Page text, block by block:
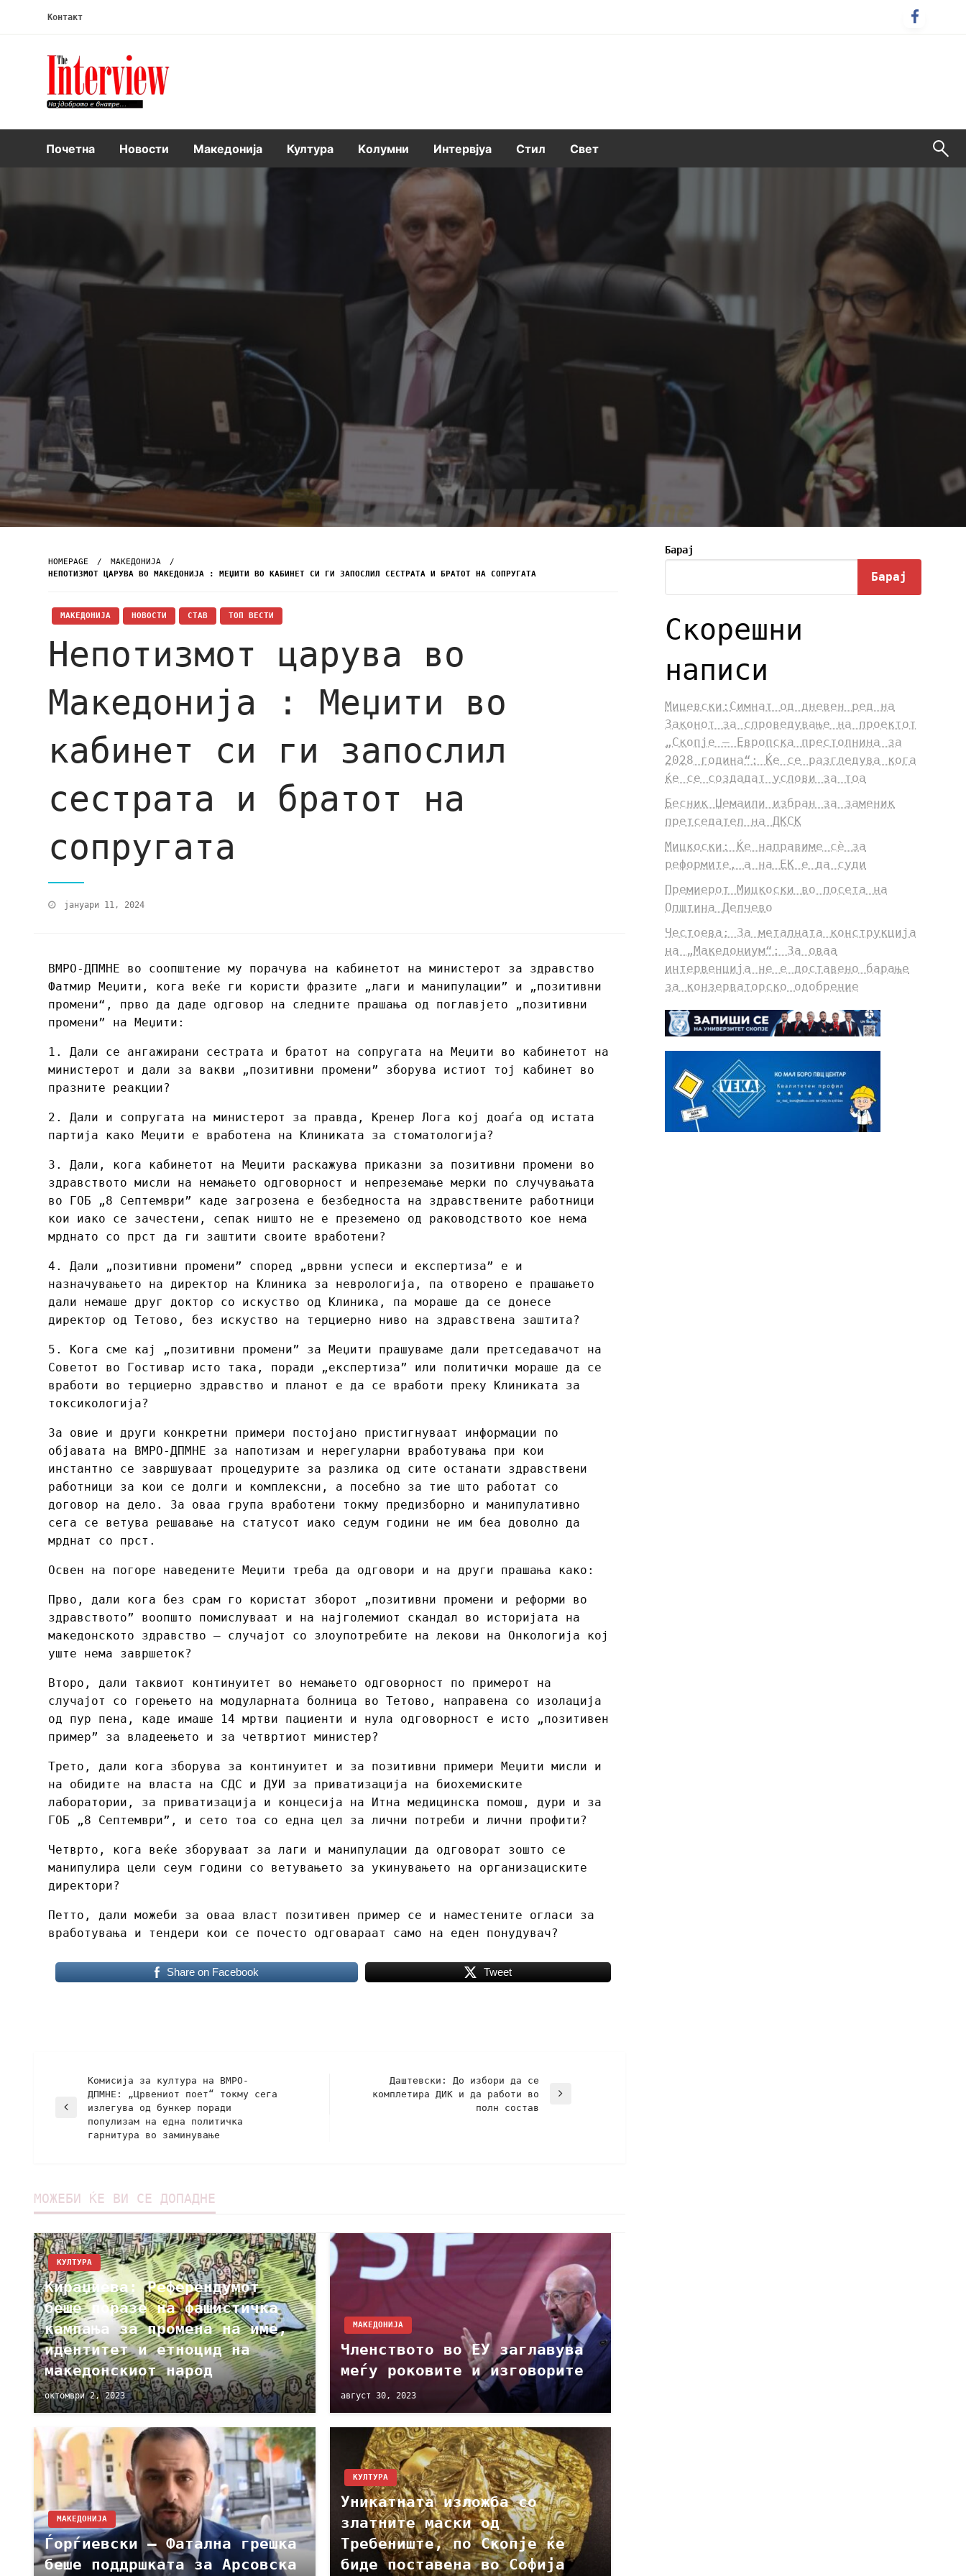
Контакт
Интервју
Почетна Новости Македонија Култура Kолумни Интервјуа Стил Свет
HOMEPAGE
МАКЕДОНИЈА
НЕПОТИЗМОТ ЦАРУВА ВО МАКЕДОНИЈА : МЕЏИТИ ВО КАБИНЕТ СИ ГИ ЗАПОСЛИЛ СЕСТРАТА И БРАТОТ НА СОПРУГАТА
МАКЕДОНИЈА НОВОСТИ СТАВ ТОП ВЕСТИ
Непотизмот царува во
Македонија : Меџити во
кабинет си ги запослил
сестрата и братот на
сопругата
јануари 11, 2024
ВМРО-ДПМНЕ во соопштение му порачува на кабинетот на министерот за здравство
Фатмир Меџити, кога веќе ги користи фразите „лаги и манипулации” и „позитивни
промени“, прво да даде одговор на следните прашања од поглавјето „позитивни
промени” на Меџити:
1. Дали се ангажирани сестрата и братот на сопругата на Меџити во кабинетот на
министерот и дали за вакви „позитивни промени” зборува истиот тој кабинет во
празните реакции?
2. Дали и сопругата на министерот за правда, Кренер Лога кој доаѓа од истата
партија како Меџити е вработена на Клиниката за стоматологија?
3. Дали, кога кабинетот на Меџити раскажува приказни за позитивни промени во
здравството мисли на немањето одговорност и непреземање мерки по случувањата
во ГОБ „8 Септември” каде загрозена е безбедноста на здравствените работници
кои иако се зачестени, сепак ништо не е преземено од раководството кое нема
мрднато со прст да ги заштити своите вработени?
4. Дали „позитивни промени” според „врвни успеси и експертиза” е и
назначувањето на директор на Клиника за неврологија, па отворено е прашањето
дали немаше друг доктор со искуство од Клиника, па мораше да се донесе
директор од Тетово, без искуство на терциерно ниво на здравствена заштита?
5. Кога сме кај „позитивни промени” за Меџити прашуваме дали претседавачот на
Советот во Гостивар исто така, поради „експертиза” или политички мораше да се
вработи во терциерно здравство и планот е да се вработи преку Клиниката за
токсикологија?
За овие и други конкретни примери постојано пристигнуваат информации по
објавата на ВМРО-ДПМНЕ за напотизам и нерегуларни вработувања при кои
инстантно се завршуваат процедурите за разлика од сите останати здравствени
работници за кои се долги и комплексни, а посебно за тие што работат со
договор на дело. За оваа група вработени токму предизборно и манипулативно
сега се ветува решавање на статусот иако седум години не им беа доволно да
мрднат со прст.
Освен на погоре наведените Меџити треба да одговори и на други прашања како:
Прво, дали кога без срам го користат зборот „позитивни промени и реформи во
здравството” воопшто помислуваат и на најголемиот скандал во историјата на
македонското здравство – случајот со злоупотребите на лекови на Онкологија кој
уште нема завршеток?
Второ, дали таквиот континуитет во немањето одговорност по примерот на
случајот со горењето на модуларната болница во Тетово, направена со изолација
од пур пена, каде имаше 14 мртви пациенти и нула одговорност е исто „позитивен
пример” за владеењето и за четвртиот министер?
Трето, дали кога зборува за континуитет и за позитивни примери Меџити мисли и
на обидите на власта на СДС и ДУИ за приватизација на биохемиските
лаборатории, за приватизација и концесија на Итна медицинска помош, дури и за
ГОБ „8 Септември”, и сето тоа со една цел за лични потреби и лични профити?
Четврто, кога веќе зборуваат за лаги и манипулации да одговорат зошто се
манипулира цели сеум години со ветувањето за укинувањето на организациските
директори?
Петто, дали можеби за оваа власт позитивен пример се и наместените огласи за
вработувања и тендери кои се почесто одговараат само на еден понудувач?
Share on Facebook Tweet
Комисија за култура на ВМРО-
ДПМНЕ: „Црвениот поет“ токму сега
излегува од бункер поради
популизам на една политичка
гарнитура во заминување
Даштевски: До избори да се
комплетира ДИК и да работи во
полн состав
МОЖЕБИ ЌЕ ВИ СЕ ДОПАДНЕ
КУЛТУРА
Кираџиева: Референдумот
беше поразе на фашистичка
кампања за промена на име,
идентитет и етноцид на
македонскиот народ
октомври 2, 2023
МАКЕДОНИЈА
Членството во ЕУ заглавува
меѓу роковите и изговорите
август 30, 2023
МАКЕДОНИЈА
Ѓорѓиевски – Фатална грешка
беше поддршката за Арсовска
КУЛТУРА
Уникатната изложба со
златните маски од
Требениште, по Скопје ќе
биде поставена во Софија
Барај
Барај
Скорешни
написи
Мицевски:Симнат од дневен ред на
Законот за спроведување на проектот
„Скопје – Европска престолнина за
2028 година“: Ќе се разгледува кога
ќе се создадат услови за тоа
Бесник Џемаили избран за заменик
претседател на ДКСК
Мицкоски: Ќе направиме сè за
реформите, а на ЕК е да суди
Премиерот Мицкоски во посета на
Општина Делчево
Честоева: За металната конструкција
на „Македониум“: За оваа
интервенција не е доставено барање
за конзерваторско одобрение